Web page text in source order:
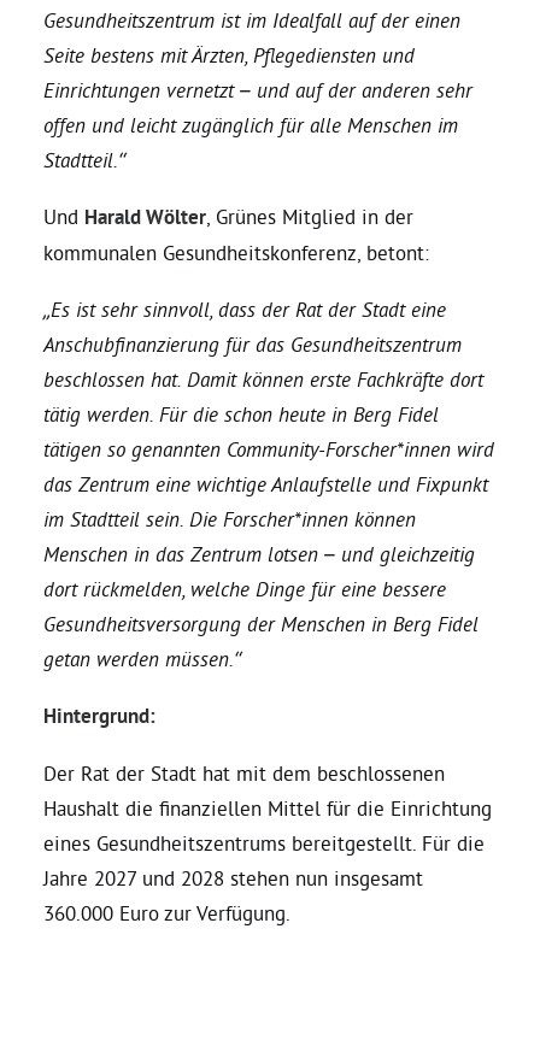
Aktiv werden
Mitglied werden
Kommunalpolitik
Grüne Jugend
CampusGrün
Aktuelles
Termine
Gesundheitszentrum ist im Idealfall auf der einen
Seite bestens mit Ärzten, Pflegediensten und
Einrichtungen vernetzt – und auf der anderen sehr
offen und leicht zugänglich für alle Menschen im
Stadtteil.“
Und Harald Wölter , Grünes Mitglied in der
kommunalen Gesundheitskonferenz, betont:
„Es ist sehr sinnvoll, dass der Rat der Stadt eine
Anschubfinanzierung für das Gesundheitszentrum
beschlossen hat. Damit können erste Fachkräfte dort
tätig werden. Für die schon heute in Berg Fidel
tätigen so genannten Community-Forscher*innen wird
das Zentrum eine wichtige Anlaufstelle und Fixpunkt
im Stadtteil sein. Die Forscher*innen können
Menschen in das Zentrum lotsen – und gleichzeitig
dort rückmelden, welche Dinge für eine bessere
Gesundheitsversorgung der Menschen in Berg Fidel
getan werden müssen.“
Hintergrund:
Der Rat der Stadt hat mit dem beschlossenen
Haushalt die finanziellen Mittel für die Einrichtung
eines Gesundheitszentrums bereitgestellt. Für die
Jahre 2027 und 2028 stehen nun insgesamt
360.000 Euro zur Verfügung.